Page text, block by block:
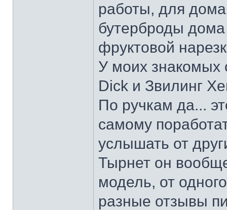
работы, для
бутерброды дома
фруктовой
У моих знакомых
Dick и Звилинг
По ручкам да...
самому
услышать от
Тырнет он
модель, от
разные отзывы